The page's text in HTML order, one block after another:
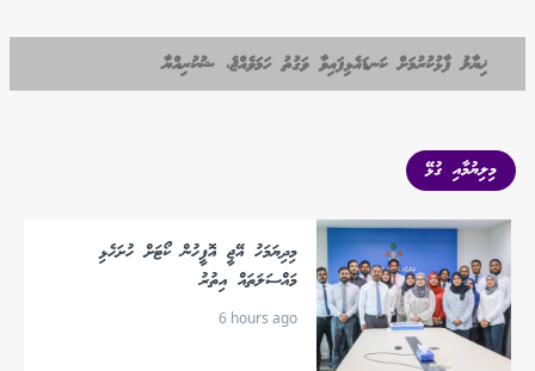
ޚިޔާލު ފާޅުކުރުމަށް ކަނޑައެޅިފައިވާ ވަގުތު ހަމަވެއްޖެ، ޝުކުރިއްޔާ
މިލިޔުމާއި ގުޅޭ
މިދިޔަމަހު އޭޖީ އޮފީހުން ކޯޓަށް ހުށަހެޅި
މައްސަލަތައް އިތުރު
6 hours ago